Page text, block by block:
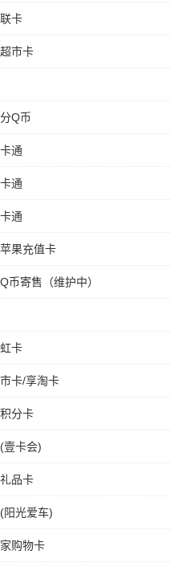
卡
市卡
Q币
通
通
通
果充值卡
币寄售（维护中）
卡
卡/享淘卡
分卡
壹卡会)
品卡
阳光爱车)
购物卡